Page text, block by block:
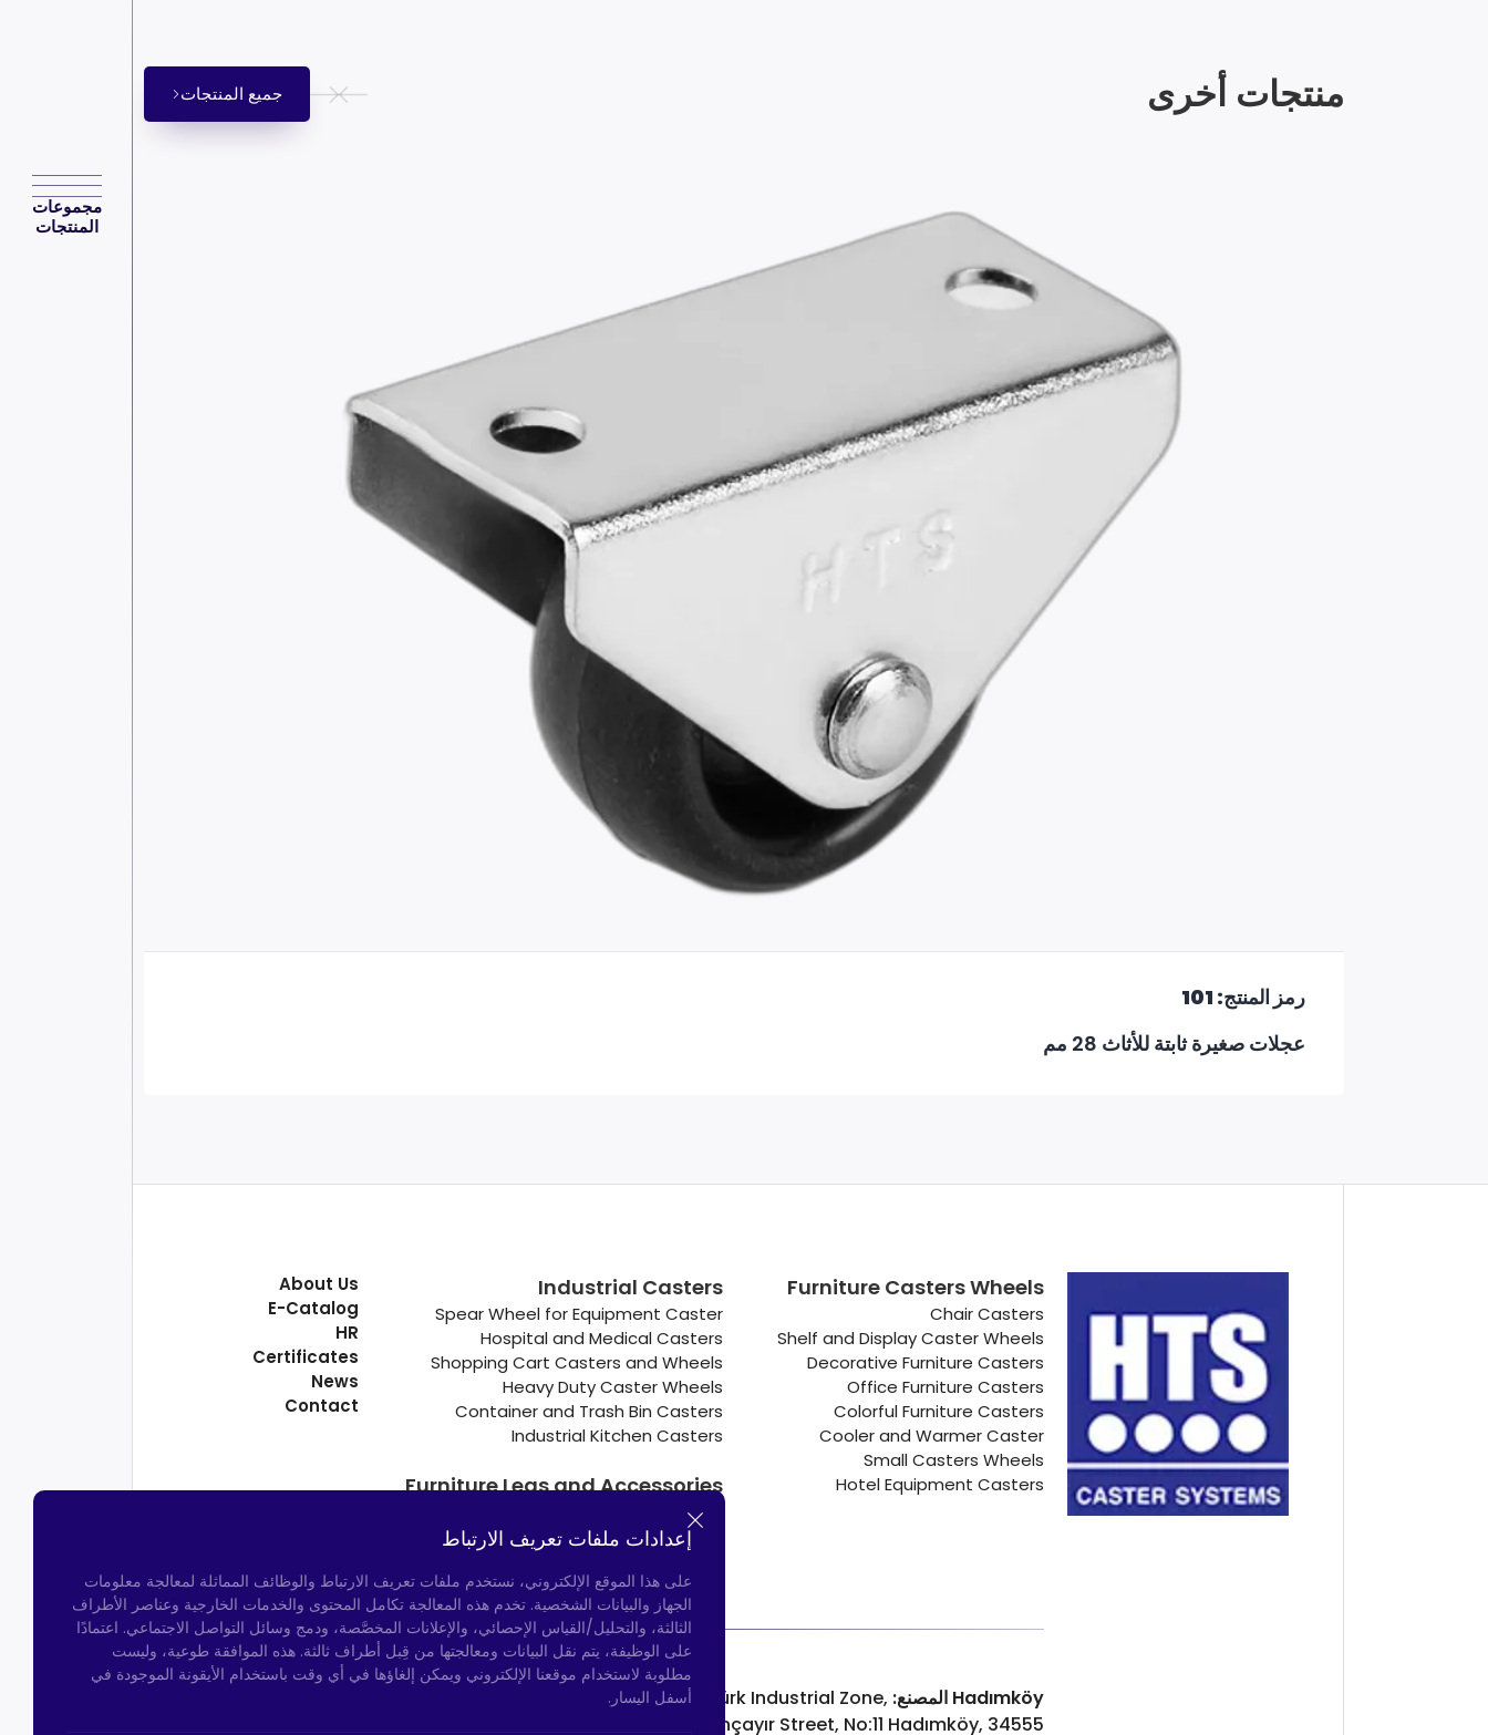
مجموعات
المنتجات
منتجات أخرى جميع المنتجات
رمز المنتج: 101
عجلات صغيرة ثابتة للأثاث 28 مم
Furniture Casters Wheels
Chair Casters
Shelf and Display Caster Wheels
Decorative Furniture Casters
Office Furniture Casters
Colorful Furniture Casters
Cooler and Warmer Caster
Small Casters Wheels
Hotel Equipment Casters
Industrial Casters
Spear Wheel for Equipment Caster
Hospital and Medical Casters
Shopping Cart Casters and Wheels
Heavy Duty Caster Wheels
Container and Trash Bin Casters
Industrial Kitchen Casters
Furniture Legs and Accessories
Connectors
Door Bumpers
About Us
E-Catalog
HR
Certificates
News
Contact
Hadımköy المصنع:
Atatürk Industrial Zone,
Uzunçayır Street, No:11 Hadımköy, 34555
Bayrampaşa المتجر:
إعدادات ملفات تعريف الارتباط
على هذا الموقع الإلكتروني، نستخدم ملفات تعريف الارتباط والوظائف المماثلة لمعالجة معلومات
الجهاز والبيانات الشخصية. تخدم هذه المعالجة تكامل المحتوى والخدمات الخارجية وعناصر الأطراف
الثالثة، والتحليل/القياس الإحصائي، والإعلانات المخصَّصة، ودمج وسائل التواصل الاجتماعي. اعتمادًا
على الوظيفة، يتم نقل البيانات ومعالجتها من قِبل أطراف ثالثة. هذه الموافقة طوعية، وليست
مطلوبة لاستخدام موقعنا الإلكتروني ويمكن إلغاؤها في أي وقت باستخدام الأيقونة الموجودة في
أسفل اليسار.